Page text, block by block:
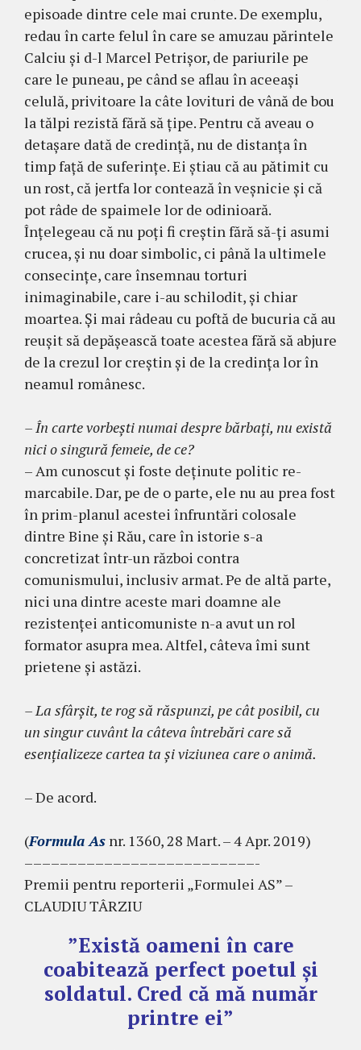
epi­soade dintre cele mai crunte. De exemplu,
redau în carte felul în care se amuzau părintele
Calciu şi d-l Mar­cel Petrişor, de pariurile pe
care le puneau, pe când se aflau în aceeaşi
celulă, privitoare la câte lovituri de vână de bou
la tălpi rezistă fără să ţipe. Pentru că aveau o
detaşare dată de credinţă, nu de distanţa în
timp faţă de suferinţe. Ei ştiau că au pătimit cu
un rost, că jertfa lor contează în veşnicie şi că
pot râde de spaimele lor de odinioară.
Înţelegeau că nu poţi fi creştin fără să-ţi asumi
crucea, şi nu doar sim­bolic, ci până la ultimele
consecinţe, care în­sem­nau torturi
inimaginabile, care i-au schilodit, şi chiar
moartea. Şi mai râdeau cu poftă de bucuria că au
reuşit să depăşească toate acestea fără să ab­jure
de la crezul lor creştin şi de la credinţa lor în
neamul românesc.
– În carte vorbeşti numai despre bărbaţi, nu există
nici o singură femeie, de ce?
– Am cunoscut şi foste deţinute politic re­
marcabile. Dar, pe de o parte, ele nu au prea fost
în prim-planul acestei înfruntări colosale
dintre Bine şi Rău, care în istorie s-a
concretizat într-un război contra
comunismului, inclusiv armat. Pe de altă parte,
nici una dintre aceste mari doamne ale
rezistenţei anticomuniste n-a avut un rol
formator asupra mea. Altfel, câteva îmi sunt
prietene şi as­tăzi.
– La sfârşit, te rog să răspunzi, pe cât posibil, cu
un singur cuvânt la câteva întrebări care să
esenţializeze cartea ta şi viziunea care o animă.
– De acord.
(Formula As nr. 1360, 28 Mart. – 4 Apr. 2019)
––––––––––––––––––––––––––-
Premii pentru reporterii „Formulei AS” –
CLAUDIU TÂRZIU
”Există oameni în care
coabitează perfect poetul și
soldatul. Cred că mă număr
printre ei”